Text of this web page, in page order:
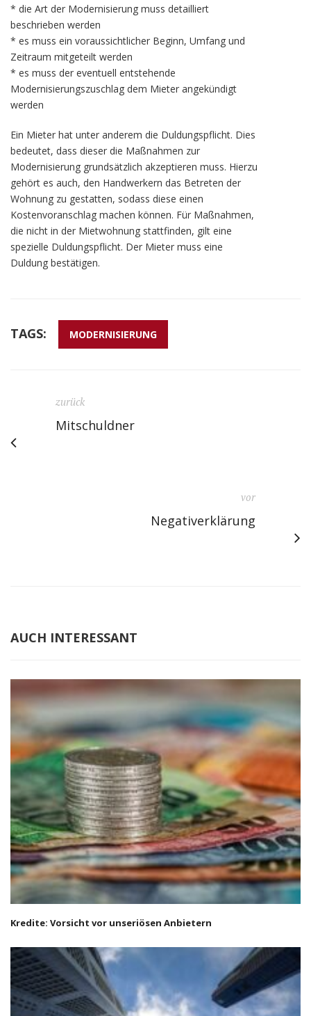
* die Art der Modernisierung muss detailliert
beschrieben werden
* es muss ein voraussichtlicher Beginn, Umfang und
Zeitraum mitgeteilt werden
* es muss der eventuell entstehende
Modernisierungszuschlag dem Mieter angekündigt
werden
Ein Mieter hat unter anderem die Duldungspflicht. Dies
bedeutet, dass dieser die Maßnahmen zur
Modernisierung grundsätzlich akzeptieren muss. Hierzu
gehört es auch, den Handwerkern das Betreten der
Wohnung zu gestatten, sodass diese einen
Kostenvoranschlag machen können. Für Maßnahmen,
die nicht in der Mietwohnung stattfinden, gilt eine
spezielle Duldungspflicht. Der Mieter muss eine
Duldung bestätigen.
TAGS: MODERNISIERUNG
zurück
Mitschuldner
vor
Negativerklärung
AUCH INTERESSANT
Kredite: Vorsicht vor unseriösen Anbietern